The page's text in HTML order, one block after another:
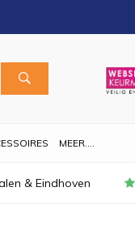
MEER....
& Eindhoven